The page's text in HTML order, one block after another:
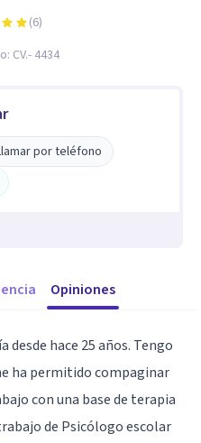
(6)
CV.- 4434
por teléfono
Opiniones
hace 25 años. Tengo
ha permitido compaginar
con una base de terapia
de Psicólogo escolar